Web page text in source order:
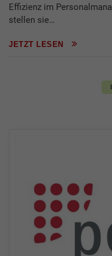
Effizienz im
stellen sie…
JETZT LESEN